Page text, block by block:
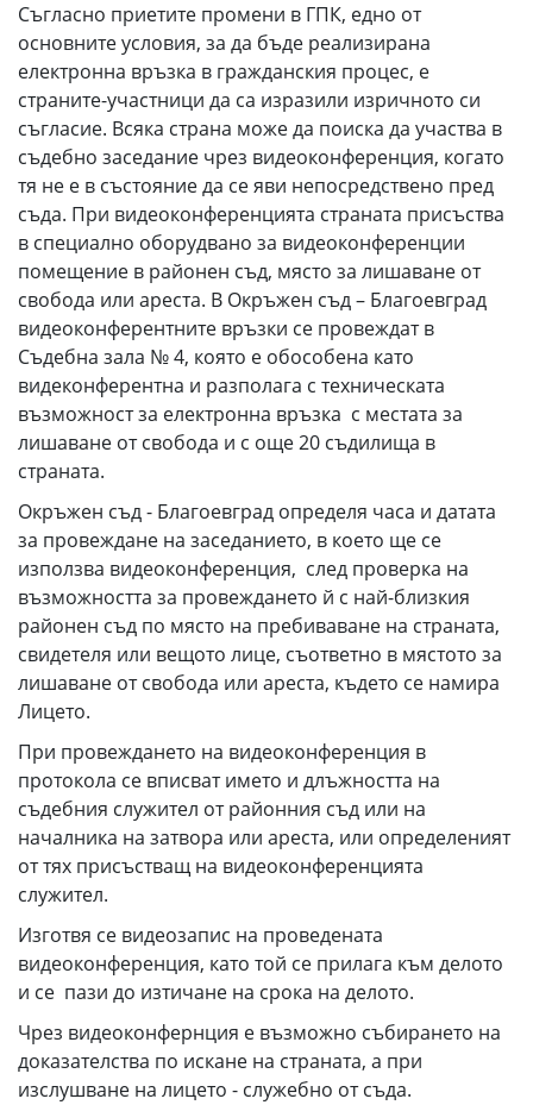
Съгласно приетите промени в ГПК, едно от
основните условия, за да бъде реализирана
електронна връзка в гражданския процес, е
страните-участници да са изразили изричното си
съгласие. Всяка страна може да поиска да участва в
съдебно заседание чрез видеоконференция, когато
тя не е в състояние да се яви непосредствено пред
съда. При видеоконференцията страната присъства
в специално оборудвано за видеоконференции
помещение в районен съд, място за лишаване от
свобода или ареста. В Окръжен съд – Благоевград
видеоконферентните връзки се провеждат в
Съдебна зала № 4, която е обособена като
видеконферентна и разполага с техническата
възможност за електронна връзка с местата за
лишаване от свобода и с още 20 съдилища в
страната.
Окръжен съд - Благоевград определя часа и датата
за провеждане на заседанието, в което ще се
използва видеоконференция, след проверка на
възможността за провеждането й с най-близкия
районен съд по място на пребиваване на страната,
свидетеля или вещото лице, съответно в мястото за
лишаване от свобода или ареста, където се намира
Лицето.
При провеждането на видеоконференция в
протокола се вписват името и длъжността на
съдебния служител от районния съд или на
началника на затвора или ареста, или определеният
от тях присъстващ на видеоконференцията
служител.
Изготвя се видеозапис на проведената
видеоконференция, като той се прилага към делото
и се пази до изтичане на срока на делото.
Чрез видеоконфернция е възможно събирането на
доказателства по искане на страната, а при
изслушване на лицето - служебно от съда.